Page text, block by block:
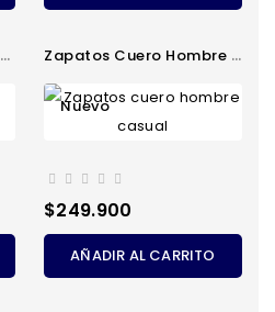
Zapatos Cuero Hombre Casual
Nuevo
Precio
$249.900
AÑADIR AL CARRITO